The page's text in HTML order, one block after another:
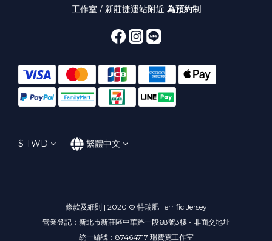
工作室 / 新莊捷運站附近 為預約制
$ TWD 繁體中文
條款及細則 | 2020 © 特瑞肥 Terrific Jersey
營業登記：新北市新莊區中華路一段68號3樓 - 非面交地址
統一編號：87464717 瑞費克工作室